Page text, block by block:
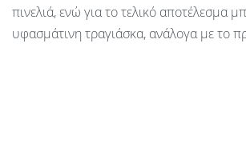
πινελιά, ενώ για το τελικό αποτέλεσμα
υφασμάτινη τραγιάσκα, ανάλογα με το